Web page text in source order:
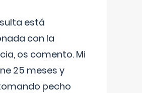
está
con la
os comento. Mi
25 meses y
pecho